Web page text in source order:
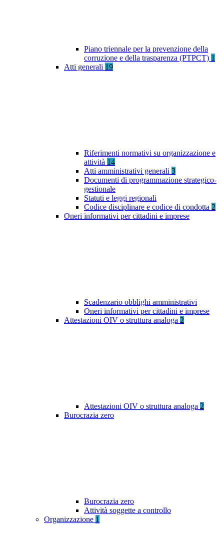
Piano triennale per la prevenzione della
corruzione e della trasparenza (PTPCT) 1
Atti generali 19
Riferimenti normativi su organizzazione e
attività 14
Atti amministrativi generali 3
Documenti di programmazione strategico-
gestionale
Statuti e leggi regionali
Codice disciplinare e codice di condotta 2
Oneri informativi per cittadini e imprese
Scadenzario obblighi amministrativi
Oneri informativi per cittadini e imprese
Attestazioni OIV o struttura analoga 2
Attestazioni OIV o struttura analoga 2
Burocrazia zero
Burocrazia zero
Attività soggette a controllo
Organizzazione 1